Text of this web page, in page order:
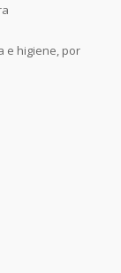
e higiene, por